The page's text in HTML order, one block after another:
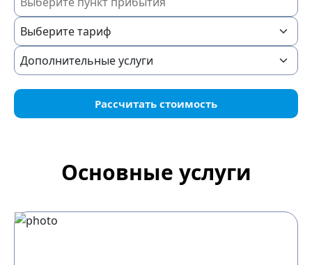
Рассчитать стоимость
Основные услуги